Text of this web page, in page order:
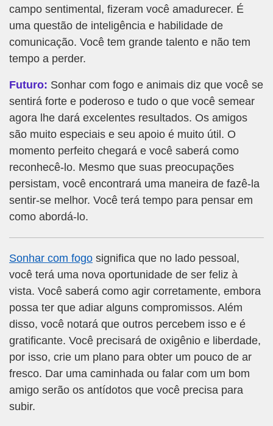
campo sentimental, fizeram você amadurecer. É
uma questão de inteligência e habilidade de
comunicação. Você tem grande talento e não tem
tempo a perder.
Futuro: Sonhar com fogo e animais diz que você se
sentirá forte e poderoso e tudo o que você semear
agora lhe dará excelentes resultados. Os amigos
são muito especiais e seu apoio é muito útil. O
momento perfeito chegará e você saberá como
reconhecê-lo. Mesmo que suas preocupações
persistam, você encontrará uma maneira de fazê-la
sentir-se melhor. Você terá tempo para pensar em
como abordá-lo.
Sonhar com fogo significa que no lado pessoal,
você terá uma nova oportunidade de ser feliz à
vista. Você saberá como agir corretamente, embora
possa ter que adiar alguns compromissos. Além
disso, você notará que outros percebem isso e é
gratificante. Você precisará de oxigênio e liberdade,
por isso, crie um plano para obter um pouco de ar
fresco. Dar uma caminhada ou falar com um bom
amigo serão os antídotos que você precisa para
subir.